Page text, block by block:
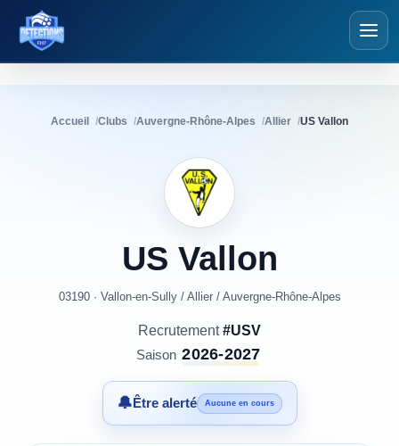
Détections Foot
Accueil Clubs Auvergne-Rhône-Alpes Allier US Vallon
US Vallon
03190 · Vallon-en-Sully/ Allier/ Auvergne-Rhône-Alpes
Recrutement#USV
Saison 2026-2027
🔔Être alerté Aucune en cours